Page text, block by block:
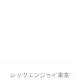
レッツエンジョイ東京